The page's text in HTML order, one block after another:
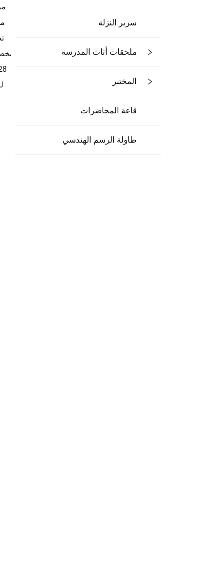
سرير النزلة
ملحقات أثاث المدرسة
المختبر
قاعة المحاضرات
طاولة الرسم الهندسي